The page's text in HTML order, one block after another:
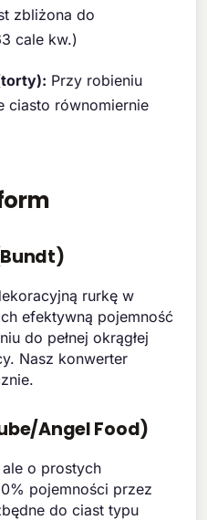
zbliżona do
cale kw.)
Przy robieniu
ciasto równomiernie
rurkę w
efektywną pojemność
do pełnej okrągłej
Nasz konwerter
Angel Food)
o prostych
pojemności przez
do ciast typu